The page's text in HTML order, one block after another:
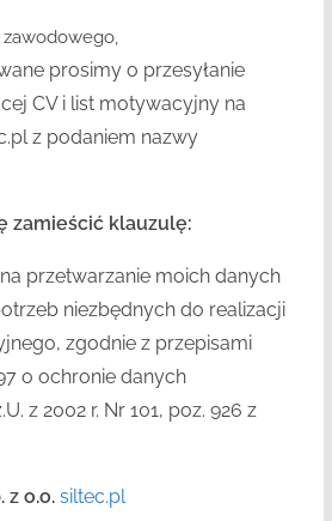
prosimy o przesyłanie
CV i list motywacyjny na
z podaniem nazwy
zamieścić klauzulę:
przetwarzanie moich danych
niezbędnych do realizacji
zgodnie z przepisami
o ochronie danych
z 2002 r. Nr 101, poz. 926 z
z o.o. siltec.pl